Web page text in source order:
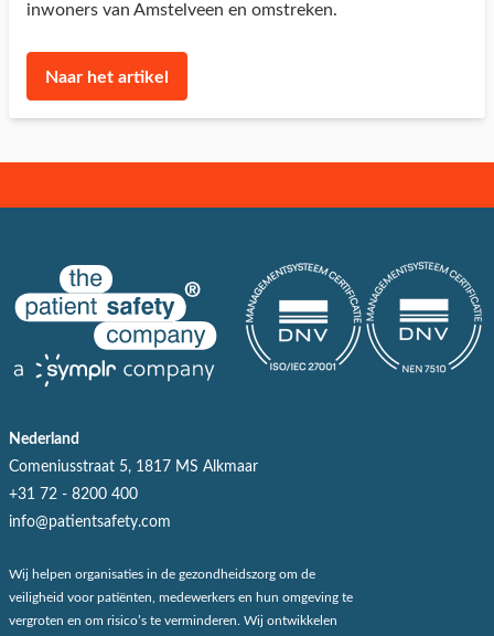
inwoners van Amstelveen en omstreken.
Naar het artikel
Nederland
Comeniusstraat 5, 1817 MS Alkmaar
+31 72 - 8200 400
info@patientsafety.com
Wij helpen organisaties in de gezondheidszorg om de
veiligheid voor patiënten, medewerkers en hun omgeving te
vergroten en om risico’s te verminderen. Wij ontwikkelen